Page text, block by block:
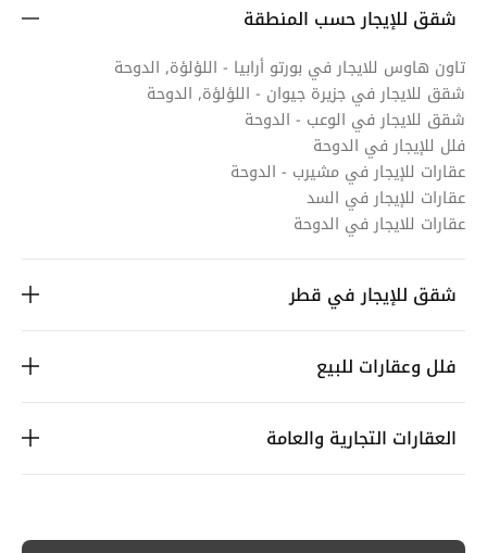
شقق للإيجار حسب المنطقة
تاون هاوس للايجار في بورتو أرابيا - اللؤلؤة, الدوحة
شقق للايجار في جزيرة جيوان - اللؤلؤة, الدوحة
شقق للايجار في الوعب - الدوحة
فلل للإيجار في الدوحة
عقارات للإيجار في مشيرب - الدوحة
عقارات للإيجار في السد
عقارات للايجار في الدوحة
شقق للإيجار في قطر
فلل وعقارات للبيع
العقارات التجارية والعامة